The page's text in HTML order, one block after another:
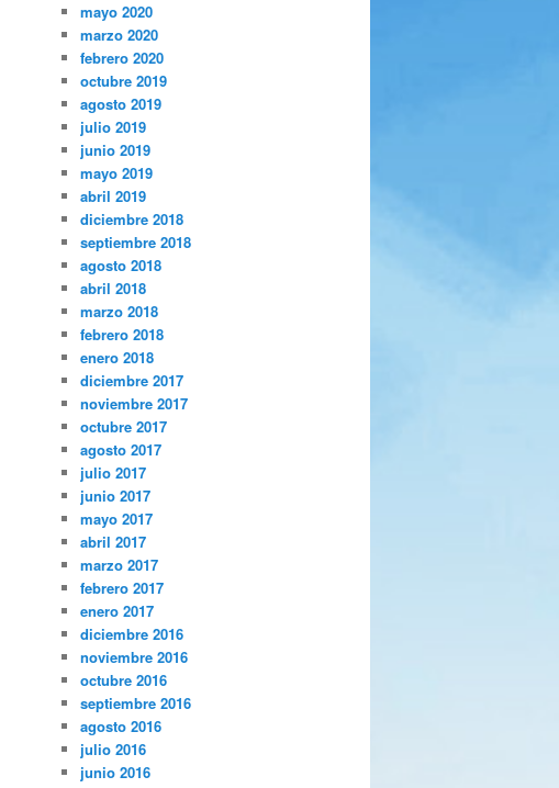
mayo 2020
marzo 2020
febrero 2020
octubre 2019
agosto 2019
julio 2019
junio 2019
mayo 2019
abril 2019
diciembre 2018
septiembre 2018
agosto 2018
abril 2018
marzo 2018
febrero 2018
enero 2018
diciembre 2017
noviembre 2017
octubre 2017
agosto 2017
julio 2017
junio 2017
mayo 2017
abril 2017
marzo 2017
febrero 2017
enero 2017
diciembre 2016
noviembre 2016
octubre 2016
septiembre 2016
agosto 2016
julio 2016
junio 2016